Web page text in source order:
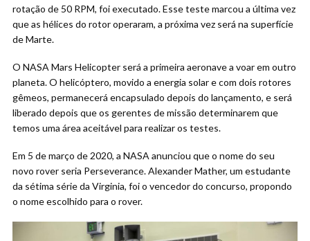
rotação de 50 RPM, foi executado. Esse teste marcou a última vez
que as hélices do rotor operaram, a próxima vez será na superfície
de Marte.
O NASA Mars Helicopter será a primeira aeronave a voar em outro
planeta. O helicóptero, movido a energia solar e com dois rotores
gêmeos, permanecerá encapsulado depois do lançamento, e será
liberado depois que os gerentes de missão determinarem que
temos uma área aceitável para realizar os testes.
Em 5 de março de 2020, a NASA anunciou que o nome do seu
novo rover seria Perseverance. Alexander Mather, um estudante
da sétima série da Virginia, foi o vencedor do concurso, propondo
o nome escolhido para o rover.